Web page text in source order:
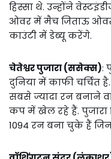
हिस्सा थे. उन्होंने
ओवर में मैच जिताऊ ओवर
काउंटी में डेब्यू करेंगे.
चेतेश्वर पुजारा (ससेक्स):
दुनिया में काफी
सबसे ज्यादा रन बनाने
कप में खेल रहे हैं. पुजारा
1094 रन बना चुके हैं